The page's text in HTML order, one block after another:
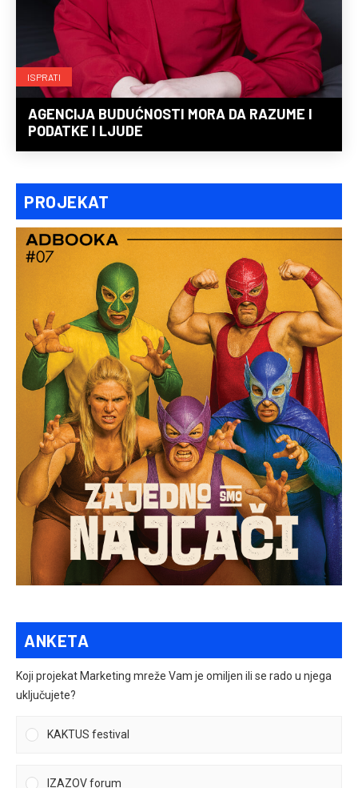
ISPRATI
AGENCIJA BUDUĆNOSTI MORA DA RAZUME I
PODATKE I LJUDE
PROJEKAT
ANKETA
Koji projekat Marketing mreže Vam je omiljen ili se rado u njega
uključujete?
KAKTUS festival
IZAZOV forum